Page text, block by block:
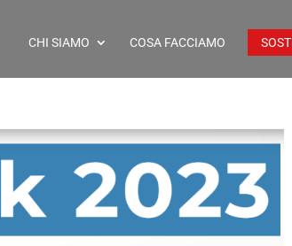
CHI SIAMO COSA FACCIAMO